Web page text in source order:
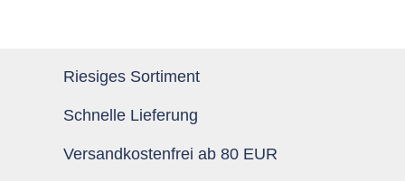
Riesiges Sortiment
Schnelle Lieferung
Versandkostenfrei ab 80 EUR